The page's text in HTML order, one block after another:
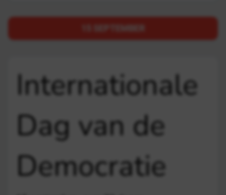
Internationale
Dag van de
Democratie